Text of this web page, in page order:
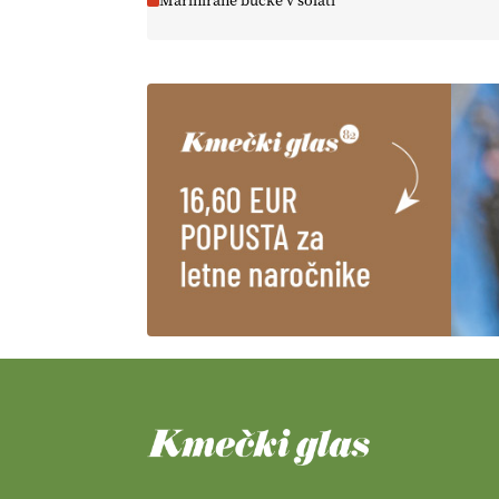
https://t.co/EulJoSBYMi @EUAgri
13.07.2026
[EKOloško = LOGIČNO
]
doma in v tujini
. Zato je
ekološka pridelava odlična
priložnost za slovenske vinarje
. VEČ
https://t.co/XAe9EbeAbK @EUAgri
so ključni za prihodnost
kmetijstva in uspešno prenovo